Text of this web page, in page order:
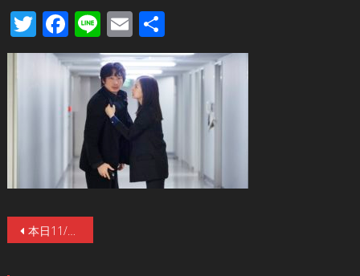
Twitter
Facebook
LineEmail
有
投本日11/13(金)公開！綾野剛×北川景子『ドクター・デスの遺産－BLACK FILE－』！ドクター・デスの正体とは？“クイズ王” 伊沢拓司による徹底解説映像が解禁！